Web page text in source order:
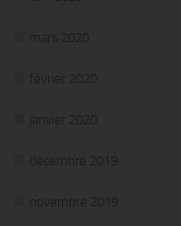
mars 2020
février 2020
janvier 2020
décembre 2019
novembre 2019